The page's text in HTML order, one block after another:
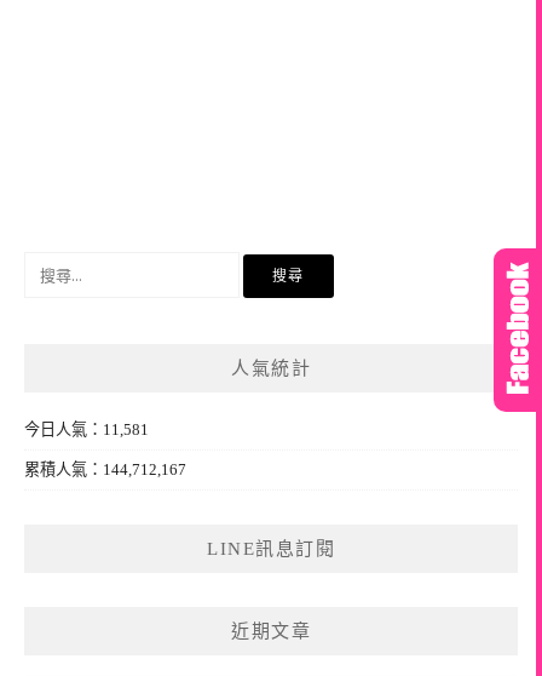
人氣統計
今日人氣：11,581
累積人氣：144,712,167
LINE訊息訂閱
近期文章